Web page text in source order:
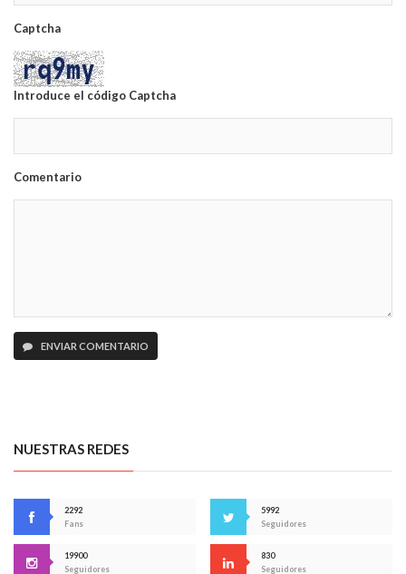
Captcha
Introduce el código Captcha
Comentario
ENVIAR COMENTARIO
NUESTRAS REDES
2292
Fans
5992
Seguidores
19900
Seguidores
830
Seguidores